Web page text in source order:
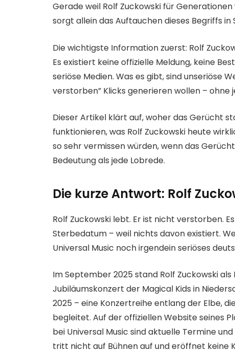
Gerade weil Rolf Zuckowski für
sorgt allein das Auftauchen dieses Begriffs
Die wichtigste Information zuerst: Rolf
Es existiert keine offizielle Meldung, keine
seriöse Medien. Was es gibt, sind unseriöse
verstorben” Klicks generieren wollen – ohne
Dieser Artikel klärt auf, woher das Gerücht
funktionieren, was Rolf Zuckowski heute
so sehr vermissen würden, wenn das
Bedeutung als jede Lobrede.
Die kurze Antwort: Rolf
Rolf Zuckowski lebt. Er ist nicht verstorben.
Sterbedatum – weil nichts davon existiert.
Universal Music noch irgendein seriöses
Im September 2025 stand Rolf Zuckowski
Jubiläumskonzert der Magical Kids in
2025 – eine Konzertreihe entlang der Elbe,
begleitet. Auf der offiziellen Website seines
bei Universal Music sind aktuelle Termine
tritt nicht auf Bühnen auf und eröffnet keine